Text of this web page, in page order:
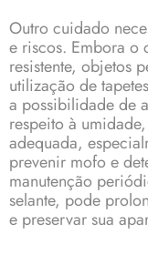
Outro cuidado
e riscos. Embora o
resistente, objetos
utilização de
a possibilidade de
respeito à
adequada,
prevenir mofo e
manutenção
selante, pode
e preservar sua